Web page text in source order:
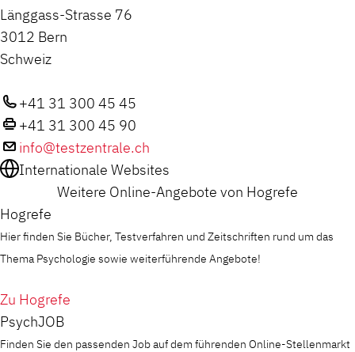
Länggass-Strasse 76
3012 Bern
Schweiz
+41 31 300 45 45
+41 31 300 45 90
info@testzentrale.ch
Internationale Websites
Weitere Online-Angebote von Hogrefe
Hogrefe
Hier finden Sie Bücher, Testverfahren und Zeitschriften rund um das
Thema Psychologie sowie weiterführende Angebote!
Zu Hogrefe
PsychJOB
Finden Sie den passenden Job auf dem führenden Online-Stellenmarkt